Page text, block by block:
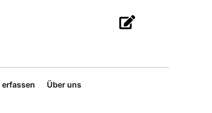
erfassen Über uns